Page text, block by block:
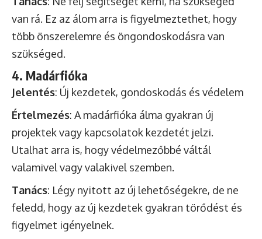
van rá. Ez az álom arra is figyelmeztethet, hogy
több önszerelemre és öngondoskodásra van
szükséged.
4. Madárfióka
Jelentés: Új kezdetek, gondoskodás és védelem
Értelmezés: A madárfióka álma gyakran új
projektek vagy kapcsolatok kezdetét jelzi.
Utalhat arra is, hogy védelmezőbbé váltál
valamivel vagy valakivel szemben.
Tanács: Légy nyitott az új lehetőségekre, de ne
feledd, hogy az új kezdetek gyakran törődést és
figyelmet igényelnek.